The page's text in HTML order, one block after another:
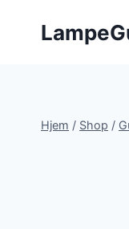
Hjem / Shop /